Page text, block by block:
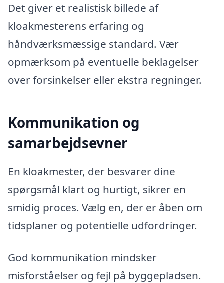
Det giver et realistisk billede af
kloakmesterens erfaring og
håndværksmæssige standard. Vær
opmærksom på eventuelle beklagelser
over forsinkelser eller ekstra regninger.
Kommunikation og
samarbejdsevner
En kloakmester, der besvarer dine
spørgsmål klart og hurtigt, sikrer en
smidig proces. Vælg en, der er åben om
tidsplaner og potentielle udfordringer.
God kommunikation mindsker
misforståelser og fejl på byggepladsen.